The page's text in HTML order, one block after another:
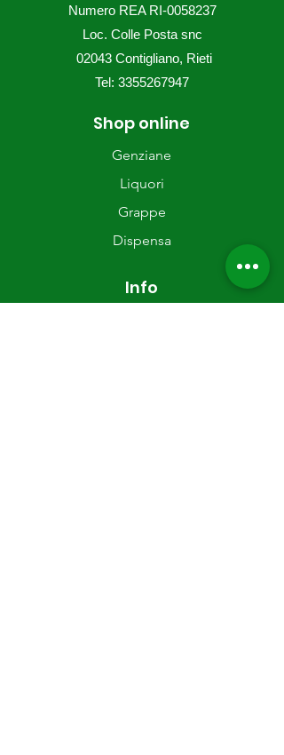
Numero REA RI-0058237
Loc. Colle Posta snc
02043 Contigliano, Rieti
Tel: 3355267947
Shop online
Genziane
Liquori
Grappe
Dispensa
Info